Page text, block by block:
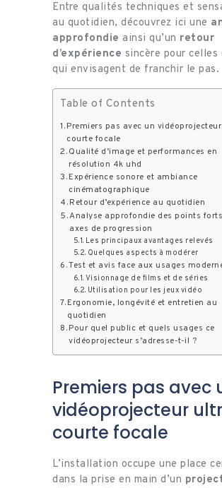
Entre qualités techniques et
au quotidien, découvrez ici une
approfondie ainsi qu’un retour
d’expérience sincère pour celles
qui envisagent de franchir le pas.
Table of Contents
Premiers pas avec un
courte focale
Qualité d’image et performances en
résolution 4k uhd
Expérience sonore et ambiance
cinématographique
Retour d’expérience au quotidien
Analyse approfondie des points
axes de progression
Les principaux avantages relevés
Quelques aspects à modérer
Test et avis face aux usages
Visionnage de films et de séries
Utilisation pour les jeux vidéo
Ergonomie, longévité et entretien au
quotidien
Pour quel public et quels usages ce
vidéoprojecteur s’adresse-t-il ?
Premiers pas avec
vidéoprojecteur
courte focale
L’installation occupe une place
dans la prise en main d’un